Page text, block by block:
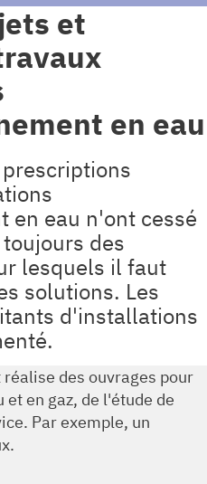
et
en eau
en eau n'ont cessé
des
lesquels il faut
solutions. Les
d'installations